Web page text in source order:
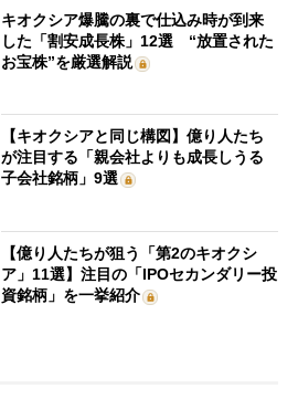
キオクシア爆騰の裏で仕込み時が到来
した「割安成長株」12選 “放置された
お宝株”を厳選解説
【キオクシアと同じ構図】億り人たち
が注目する「親会社よりも成長しうる
子会社銘柄」9選
【億り人たちが狙う「第2のキオクシ
ア」11選】注目の「IPOセカンダリー投
資銘柄」を一挙紹介